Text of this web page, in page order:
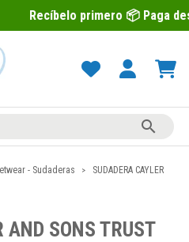
📦 Paga después con

- Sudaderas
SUDADERA CAYLER
AND SONS TRUST